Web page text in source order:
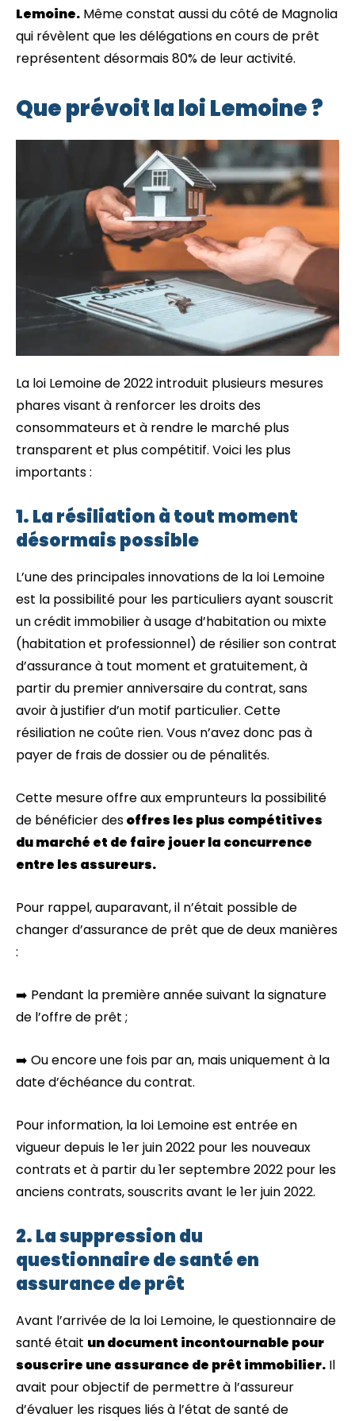
Lemoine. Même constat aussi du côté de Magnolia
qui révèlent que les délégations en cours de prêt
représentent désormais 80% de leur activité.
Que prévoit la loi Lemoine ?
La loi Lemoine de 2022 introduit plusieurs mesures
phares visant à renforcer les droits des
consommateurs et à rendre le marché plus
transparent et plus compétitif. Voici les plus
importants :
1. La résiliation à tout moment
désormais possible
L’une des principales innovations de la loi Lemoine
est la possibilité pour les particuliers ayant souscrit
un crédit immobilier à usage d’habitation ou mixte
(habitation et professionnel) de résilier son contrat
d’assurance à tout moment et gratuitement, à
partir du premier anniversaire du contrat, sans
avoir à justifier d’un motif particulier. Cette
résiliation ne coûte rien. Vous n’avez donc pas à
payer de frais de dossier ou de pénalités.
Cette mesure offre aux emprunteurs la possibilité
de bénéficier desoffres les plus compétitives
du marché et de faire jouer la concurrence
entre les assureurs.
Pour rappel, auparavant, il n’était possible de
changer d’assurance de prêt que de deux manières
:
➡️ Pendant la première année suivant la signature
de l’offre de prêt ;
➡️ Ou encore une fois par an, mais uniquement à la
date d’échéance du contrat.
Pour information, la loi Lemoine est entrée en
vigueur depuis le 1er juin 2022 pour les nouveaux
contrats et à partir du 1er septembre 2022 pour les
anciens contrats, souscrits avant le 1er juin 2022.
2. La suppression du
questionnaire de santé en
assurance de prêt
Avant l’arrivée de la loi Lemoine, le questionnaire de
santé était un document incontournable pour
souscrire une assurance de prêt immobilier. Il
avait pour objectif de permettre à l’assureur
d’évaluer les risques liés à l’état de santé de